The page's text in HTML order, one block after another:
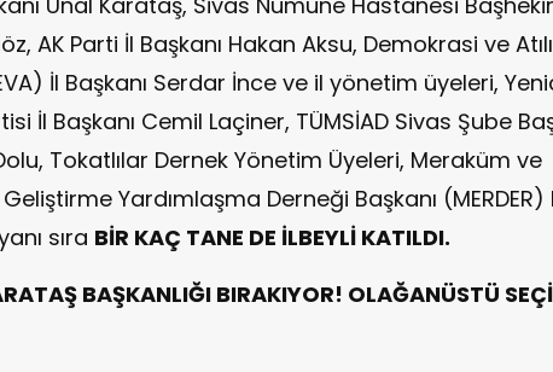
AK Parti İl Başkanı Hakan Aksu, Demokrasi ve
İl Başkanı Serdar İnce ve il yönetim üyeleri,
İl Başkanı Cemil Laçiner, TÜMSİAD Sivas Şube
Tokatlılar Dernek Yönetim Üyeleri, Meraküm ve
Yardımlaşma Derneği Başkanı (MERDER)
sıra BİR KAÇ TANE DE İLBEYLİ KATILDI.
BAŞKANLIĞI BIRAKIYOR! OLAĞANÜSTÜ